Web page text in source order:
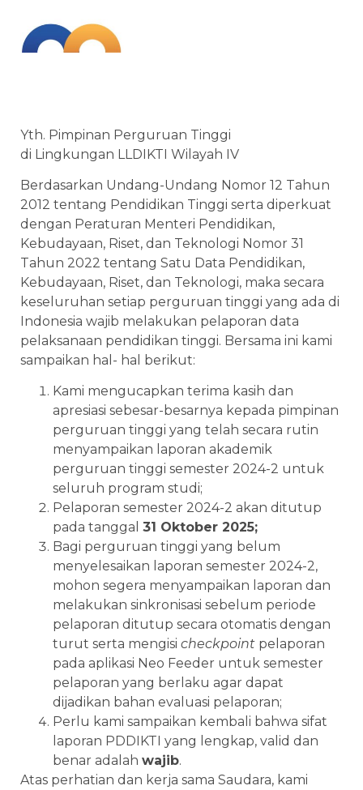
Yth. Pimpinan Perguruan Tinggi
di Lingkungan LLDIKTI Wilayah IV
Berdasarkan Undang-Undang Nomor 12 Tahun
2012 tentang Pendidikan Tinggi serta diperkuat
dengan Peraturan Menteri Pendidikan,
Kebudayaan, Riset, dan Teknologi Nomor 31
Tahun 2022 tentang Satu Data Pendidikan,
Kebudayaan, Riset, dan Teknologi, maka secara
keseluruhan setiap perguruan tinggi yang ada di
Indonesia wajib melakukan pelaporan data
pelaksanaan pendidikan tinggi. Bersama ini kami
sampaikan hal- hal berikut:
Kami mengucapkan terima kasih dan
apresiasi sebesar-besarnya kepada pimpinan
perguruan tinggi yang telah secara rutin
menyampaikan laporan akademik
perguruan tinggi semester 2024-2 untuk
seluruh program studi;
Pelaporan semester 2024-2 akan ditutup
pada tanggal 31 Oktober 2025;
Bagi perguruan tinggi yang belum
menyelesaikan laporan semester 2024-2,
mohon segera menyampaikan laporan dan
melakukan sinkronisasi sebelum periode
pelaporan ditutup secara otomatis dengan
turut serta mengisi checkpoint pelaporan
pada aplikasi Neo Feeder untuk semester
pelaporan yang berlaku agar dapat
dijadikan bahan evaluasi pelaporan;
Perlu kami sampaikan kembali bahwa sifat
laporan PDDIKTI yang lengkap, valid dan
benar adalah wajib.
Atas perhatian dan kerja sama Saudara, kami